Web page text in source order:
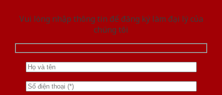
Vui lòng nhập thông tin để đăng ký làm đại lý của
chúng tôi